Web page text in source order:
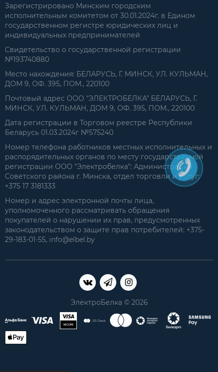
Зарегистрировано Минским городским
исполнительным комитетом от 30.01.2024г. в Едином
государственном регистре юридических лиц и
индивидуальных предпринимателей
Свидетельство о государственной регистрации
№193740880
Место нахождения: БЕЛАРУСЬ, Г. МИНСК, УЛ. КУЛЬМАН,
ДОМ 9, ОФ. 395, ПОМ., 220100
Почтовый адрес ООО "ЭЛЕКТРОБЕЛКА" БЕЛАРУСЬ, Г.
МИНСК, УЛ. КУЛЬМАН, ДОМ 9, ОФ. 395, ПОМ., 220100
Дата регистрации в Торговом реестре Республики
Беларусь 01.03.2024г №575240
Номер телефона работников местных исполнительных и
распорядительных органов по месту государственной
регистрации ООО "Электробелка": Администрация
Советского района г. Минска, отдел торговли и услуг:
+375 17 3181333
Номер и адрес электронной почты лица,
уполномоченного рассматривать обращения
покупателей о нарушении их прав, предусмотренных
законодательством о защите прав потребителей: +375-
29-183-01-55, info@elbel.by
ЭлектроБелка © 2026